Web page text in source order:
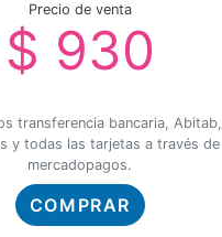
Precio de venta
$ 930
transferencia bancaria, Abitab,
y todas las tarjetas a través de
mercadopagos.
COMPRAR